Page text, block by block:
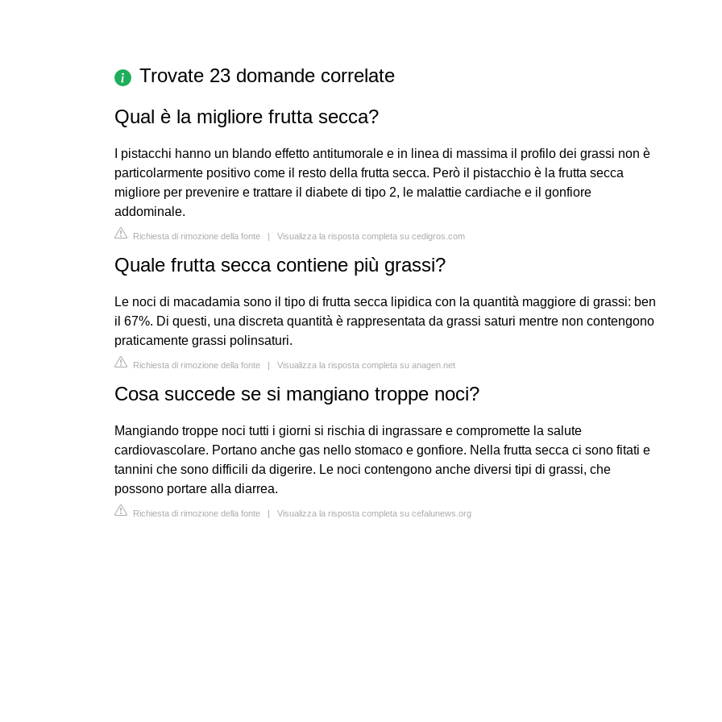
Trovate 23 domande correlate
Qual è la migliore frutta secca?
I pistacchi hanno un blando effetto antitumorale e in linea di massima il profilo dei grassi non è
particolarmente positivo come il resto della frutta secca. Però il pistacchio è la frutta secca
migliore per prevenire e trattare il diabete di tipo 2, le malattie cardiache e il gonfiore
addominale.
Richiesta di rimozione della fonte | Visualizza la risposta completa su cedigros.com
Quale frutta secca contiene più grassi?
Le noci di macadamia sono il tipo di frutta secca lipidica con la quantità maggiore di grassi: ben
il 67%. Di questi, una discreta quantità è rappresentata da grassi saturi mentre non contengono
praticamente grassi polinsaturi.
Richiesta di rimozione della fonte | Visualizza la risposta completa su anagen.net
Cosa succede se si mangiano troppe noci?
Mangiando troppe noci tutti i giorni si rischia di ingrassare e compromette la salute
cardiovascolare. Portano anche gas nello stomaco e gonfiore. Nella frutta secca ci sono fitati e
tannini che sono difficili da digerire. Le noci contengono anche diversi tipi di grassi, che
possono portare alla diarrea.
Richiesta di rimozione della fonte | Visualizza la risposta completa su cefalunews.org